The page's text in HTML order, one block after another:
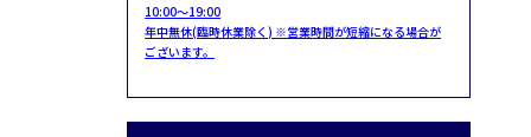
10:00～19:00
年中無休(臨時休業除く) ※営業時間が短縮になる場合が
ございます。